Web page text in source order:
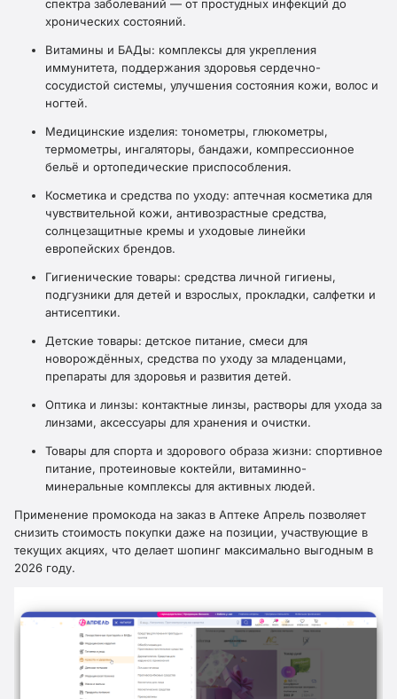
спектра заболеваний — от простудных инфекций до
хронических состояний.
Витамины и БАДы: комплексы для укрепления
иммунитета, поддержания здоровья сердечно-
сосудистой системы, улучшения состояния кожи, волос и
ногтей.
Медицинские изделия: тонометры, глюкометры,
термометры, ингаляторы, бандажи, компрессионное
бельё и ортопедические приспособления.
Косметика и средства по уходу: аптечная косметика для
чувствительной кожи, антивозрастные средства,
солнцезащитные кремы и уходовые линейки
европейских брендов.
Гигиенические товары: средства личной гигиены,
подгузники для детей и взрослых, прокладки, салфетки и
антисептики.
Детские товары: детское питание, смеси для
новорождённых, средства по уходу за младенцами,
препараты для здоровья и развития детей.
Оптика и линзы: контактные линзы, растворы для ухода за
линзами, аксессуары для хранения и очистки.
Товары для спорта и здорового образа жизни: спортивное
питание, протеиновые коктейли, витаминно-
минеральные комплексы для активных людей.
Применение промокода на заказ в Аптеке Апрель позволяет
снизить стоимость покупки даже на позиции, участвующие в
текущих акциях, что делает шопинг максимально выгодным в
2026 году.